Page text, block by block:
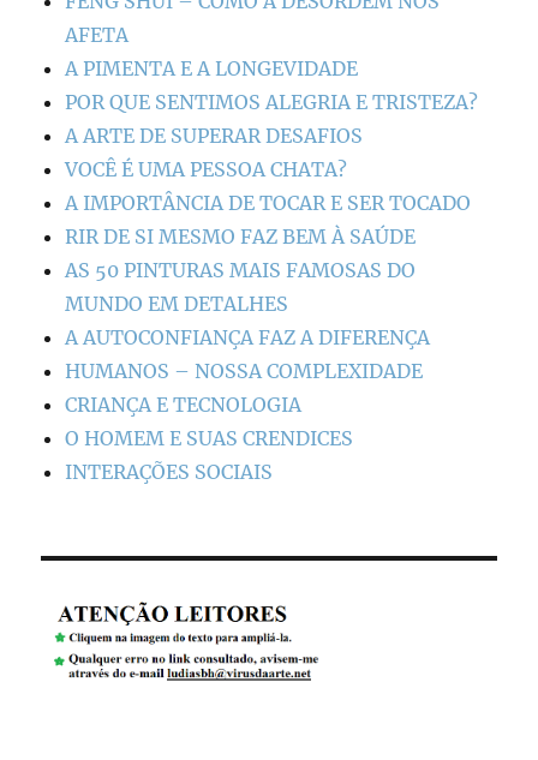
AFETA
A PIMENTA E A LONGEVIDADE
POR QUE SENTIMOS ALEGRIA E TRISTEZA?
A ARTE DE SUPERAR DESAFIOS
VOCÊ É UMA PESSOA CHATA?
A IMPORTÂNCIA DE TOCAR E SER TOCADO
RIR DE SI MESMO FAZ BEM À SAÚDE
AS 50 PINTURAS MAIS FAMOSAS DO
MUNDO EM DETALHES
A AUTOCONFIANÇA FAZ A DIFERENÇA
HUMANOS – NOSSA COMPLEXIDADE
CRIANÇA E TECNOLOGIA
O HOMEM E SUAS CRENDICES
INTERAÇÕES SOCIAIS